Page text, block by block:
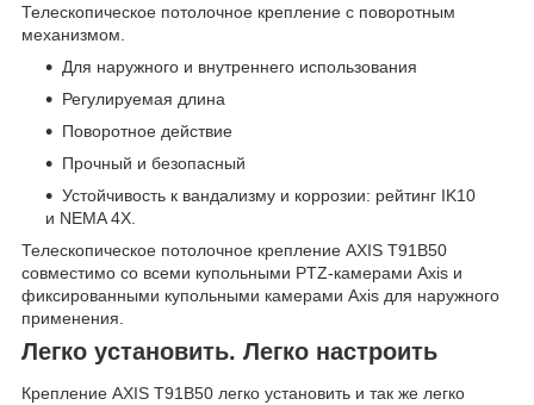
Телескопическое потолочное крепление с поворотным
механизмом.
Для наружного и внутреннего использования
Регулируемая длина
Поворотное действие
Прочный и безопасный
Устойчивость к вандализму и коррозии: рейтинг IK10
и NEMA 4X.
Телескопическое потолочное крепление AXIS T91B50
совместимо со всеми купольными PTZ-камерами Axis и
фиксированными купольными камерами Axis для наружного
применения.
Легко установить. Легко настроить
Крепление AXIS T91B50 легко установить и так же легко